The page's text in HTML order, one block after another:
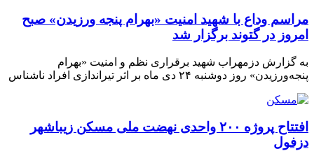
وداع با شهید امنیت «بهرام پنجه ورزیدن» صبح
در گتوند برگزار شد
گزارش دزمهراب شهید برقراری نظم و امنیت «بهرام
روز دوشنبه ۲۴ دی ماه بر اثر تیراندازی افراد ناشناس
افتتاح پروژه ۲۰۰ واحدی نهضت ملی مسکن زیباشهر